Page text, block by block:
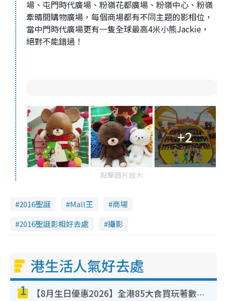
場、屯門時代廣場、粉嶺花都廣場、粉嶺中心、粉嶺
牽晴間購物廣場，每個商場都有不同主題的影相位，
當中門時代廣場更有一隻全球最高4米小熊Jackie，
絕對不能錯過！
+2
點擊圖片放大
2016聖誕 Mall王
商場
2016聖誕影相好去處
攝影
港生活人氣好去處
1 【8月生日優惠2026】全港85大食買玩著數攻略 自助餐/火鍋放題同行免費＋誠品/DONKI送現金券